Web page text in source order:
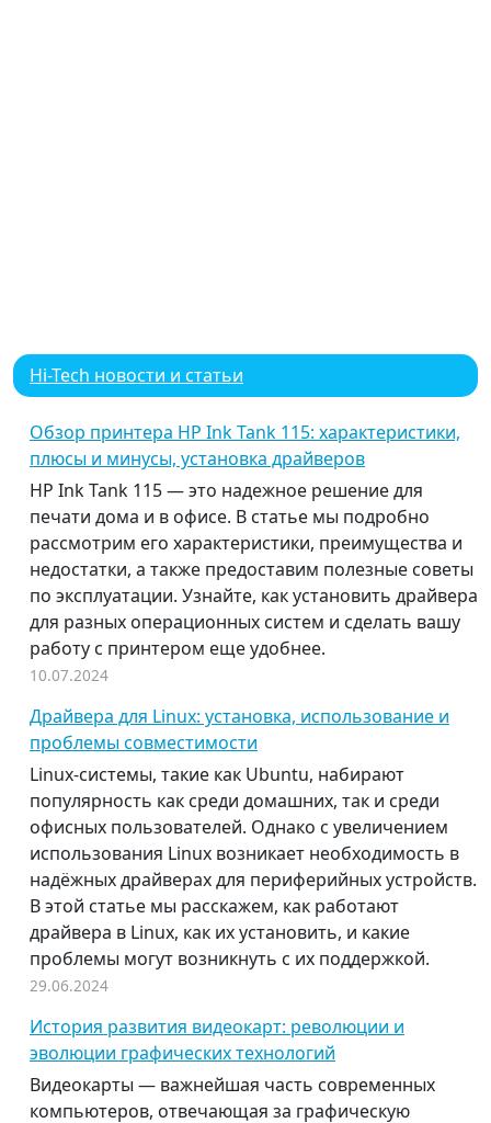
Hi-Tech новости и статьи
Обзор принтера HP Ink Tank 115: характеристики,
плюсы и минусы, установка драйверов
HP Ink Tank 115 — это надежное решение для
печати дома и в офисе. В статье мы подробно
рассмотрим его характеристики, преимущества и
недостатки, а также предоставим полезные советы
по эксплуатации. Узнайте, как установить драйвера
для разных операционных систем и сделать вашу
работу с принтером еще удобнее.
10.07.2024
Драйвера для Linux: установка, использование и
проблемы совместимости
Linux-системы, такие как Ubuntu, набирают
популярность как среди домашних, так и среди
офисных пользователей. Однако с увеличением
использования Linux возникает необходимость в
надёжных драйверах для периферийных устройств.
В этой статье мы расскажем, как работают
драйвера в Linux, как их установить, и какие
проблемы могут возникнуть с их поддержкой.
29.06.2024
История развития видеокарт: революции и
эволюции графических технологий
Видеокарты — важнейшая часть современных
компьютеров, отвечающая за графическую